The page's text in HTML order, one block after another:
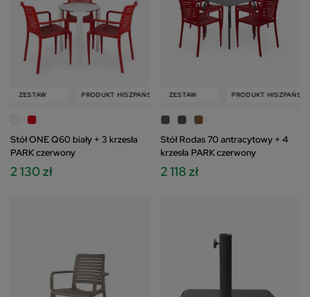
PRODUKT HISZPAŃSKI ZESTAW
Stół ONE Q60 biały + 3 krzesła
PARK czerwony
2 130 zł
PRODUKT HISZPAŃSKI ZESTAW PRODUKT HISZPAŃSKI
Stół Rodas 70 antracytowy + 4
krzesła PARK czerwony
2 118 zł